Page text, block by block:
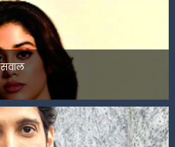
सवाल